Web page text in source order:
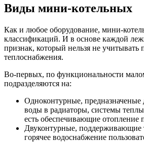
Виды мини-котельных
Как и любое оборудование, мини-
классификаций. И в основе каждой
признак, который нельзя не учитывать
теплоснабжения.
Во-первых, по функциональности
подразделяются на:
Одноконтурные, предназначеные
воды в радиаторы, системы
есть обеспечивающие отопление
Двуконтурные, поддерживающие
горячее водоснабжение